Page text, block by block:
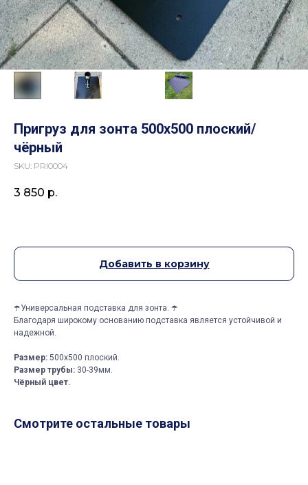
Пригруз для зонта 500х500 плоский/
чёрный
SKU: PRI0004
3 850 р.
Добавить в корзину
☂️Универсальная подставка для зонта. ☂️
Благодаря широкому основанию подставка является устойчивой и
надежной.
Размер: 500х500 плоский.
Размер трубы: 30-39мм.
Чёрный цвет.
Смотрите остальные товары